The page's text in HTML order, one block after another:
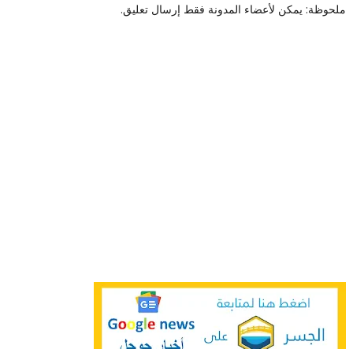
ملحوظة: يمكن لأعضاء المدونة فقط إرسال تعليق.